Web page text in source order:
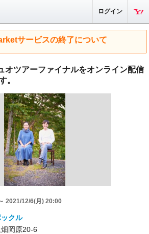
ログイン
サービスの終了について
オツアーファイナルをオンライン配信
。
2021/12/6(月) 20:00
クル
岡原20-6